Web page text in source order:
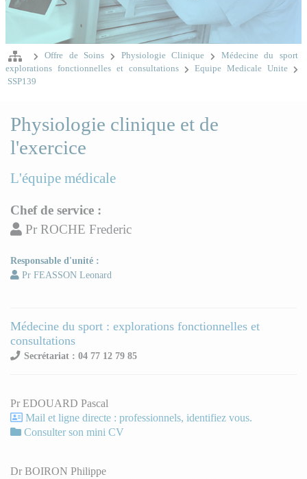
Offre de Soins Physiologie Clinique
Médecine du sport
explorations fonctionnelles et consultations
Equipe Medicale Unite
SSP139
Physiologie clinique et de
l'exercice
L'équipe médicale
Chef de service :
Pr ROCHE Frederic
Responsable d'unité :
Pr FEASSON Leonard
Médecine du sport : explorations fonctionnelles et
consultations
Secrétariat : 04 77 12 79 85
Pr EDOUARD Pascal
Mail et ligne directe : professionnels, identifiez vous.
Consulter son mini CV
Dr BOIRON Philippe